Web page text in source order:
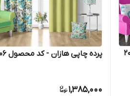
پرده چاپی هازان - کد محصول 20406
1,385,000